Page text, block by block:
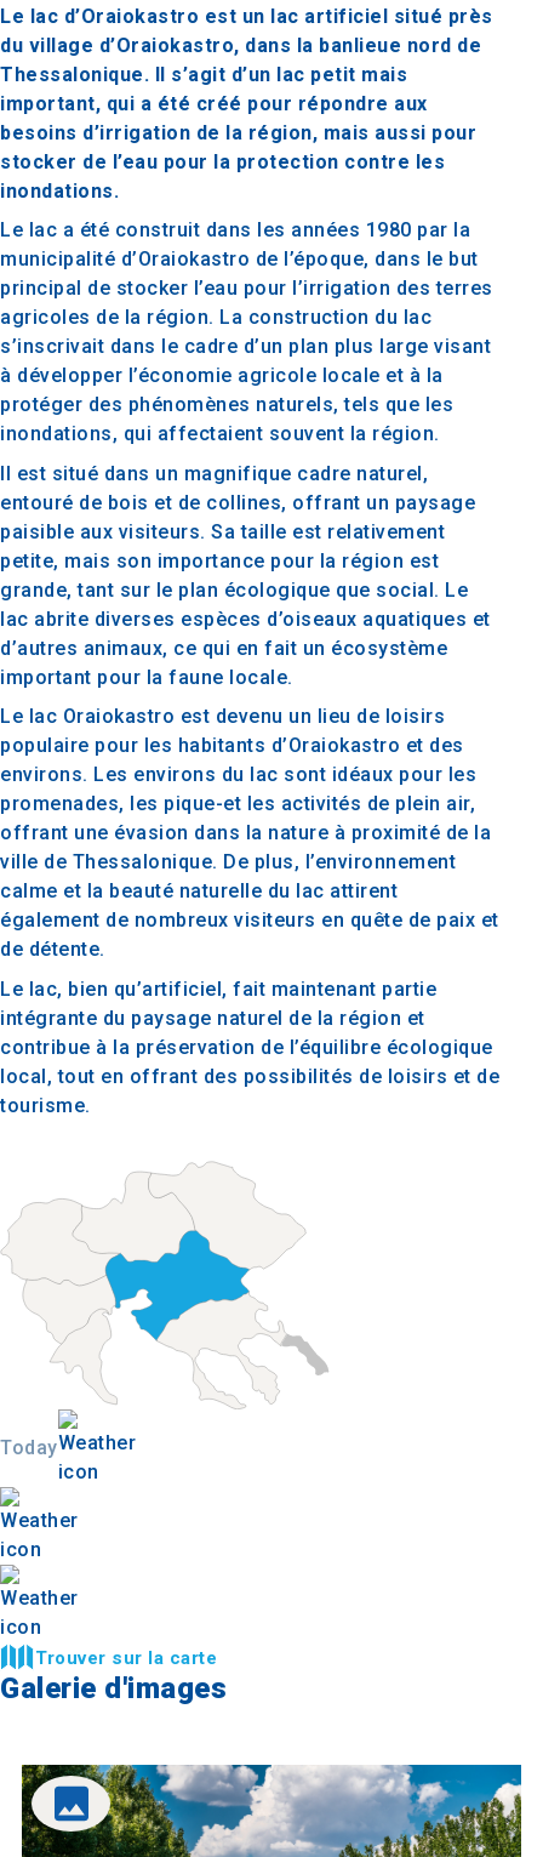
Le lac d’Oraiokastro est un lac artificiel situé près
du village d’Oraiokastro, dans la banlieue nord de
Thessalonique. Il s’agit d’un lac petit mais
important, qui a été créé pour répondre aux
besoins d’irrigation de la région, mais aussi pour
stocker de l’eau pour la protection contre les
inondations.
Le lac a été construit dans les années 1980 par la
municipalité d’Oraiokastro de l’époque, dans le but
principal de stocker l’eau pour l’irrigation des terres
agricoles de la région. La construction du lac
s’inscrivait dans le cadre d’un plan plus large visant
à développer l’économie agricole locale et à la
protéger des phénomènes naturels, tels que les
inondations, qui affectaient souvent la région.
Il est situé dans un magnifique cadre naturel,
entouré de bois et de collines, offrant un paysage
paisible aux visiteurs. Sa taille est relativement
petite, mais son importance pour la région est
grande, tant sur le plan écologique que social. Le
lac abrite diverses espèces d’oiseaux aquatiques et
d’autres animaux, ce qui en fait un écosystème
important pour la faune locale.
Le lac Oraiokastro est devenu un lieu de loisirs
populaire pour les habitants d’Oraiokastro et des
environs. Les environs du lac sont idéaux pour les
promenades, les pique-et les activités de plein air,
offrant une évasion dans la nature à proximité de la
ville de Thessalonique. De plus, l’environnement
calme et la beauté naturelle du lac attirent
également de nombreux visiteurs en quête de paix et
de détente.
Le lac, bien qu’artificiel, fait maintenant partie
intégrante du paysage naturel de la région et
contribue à la préservation de l’équilibre écologique
local, tout en offrant des possibilités de loisirs et de
tourisme.
Today
Trouver sur la carte
Galerie d'images